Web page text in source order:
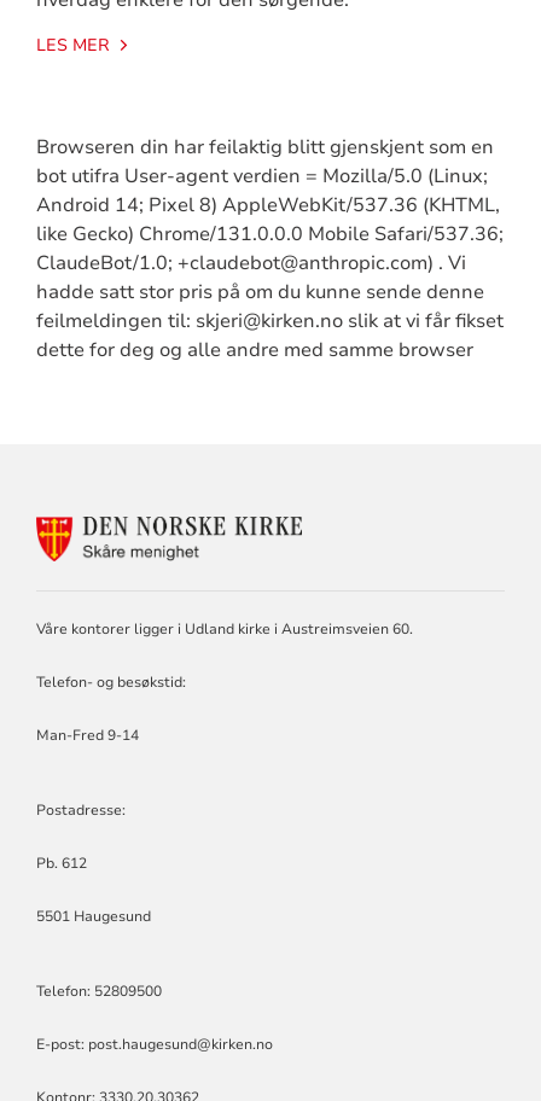
LES MER
Browseren din har feilaktig blitt gjenskjent som en
bot utifra User-agent verdien = Mozilla/5.0 (Linux;
Android 14; Pixel 8) AppleWebKit/537.36 (KHTML,
like Gecko) Chrome/131.0.0.0 Mobile Safari/537.36;
ClaudeBot/1.0; +claudebot@anthropic.com) . Vi
hadde satt stor pris på om du kunne sende denne
feilmeldingen til: skjeri@kirken.no slik at vi får fikset
dette for deg og alle andre med samme browser
KONTAKTINFORMASJON
Våre kontorer ligger i Udland kirke i Austreimsveien 60.
Telefon- og besøkstid:
Man-Fred 9-14
Postadresse:
Pb. 612
5501 Haugesund
Telefon: 52809500
E-post: post.haugesund@kirken.no